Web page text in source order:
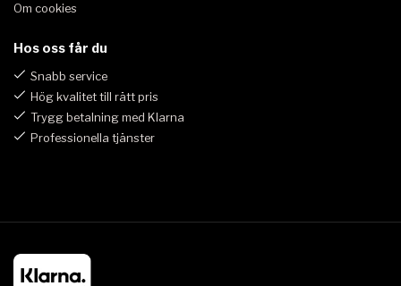
Om cookies
Hos oss får du
Snabb service
Hög kvalitet till rätt pris
Trygg betalning med Klarna
Professionella tjänster